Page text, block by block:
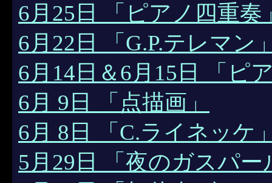
6月25日 「ピアノ四重奏
6月22日 「G.P.テレマ
6月14日＆6月15日 「ピ
6月 9日 「点描画」
6月 8日 「C.ライネッケ
5月29日 「夜のガスパー